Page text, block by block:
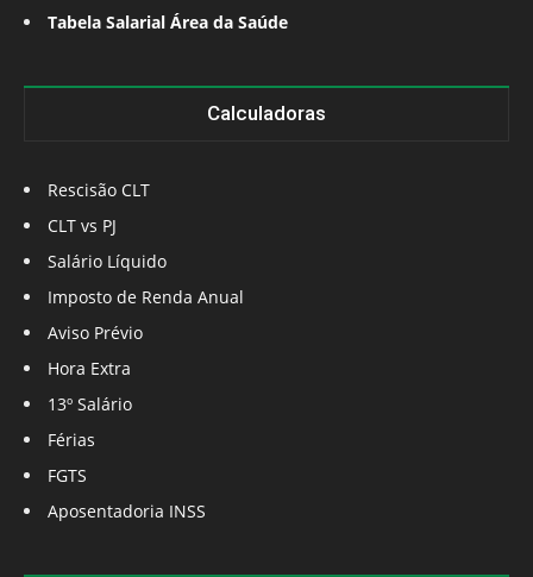
Tabela Salarial Área da Saúde
Calculadoras
Rescisão CLT
CLT vs PJ
Salário Líquido
Imposto de Renda Anual
Aviso Prévio
Hora Extra
13º Salário
Férias
FGTS
Aposentadoria INSS